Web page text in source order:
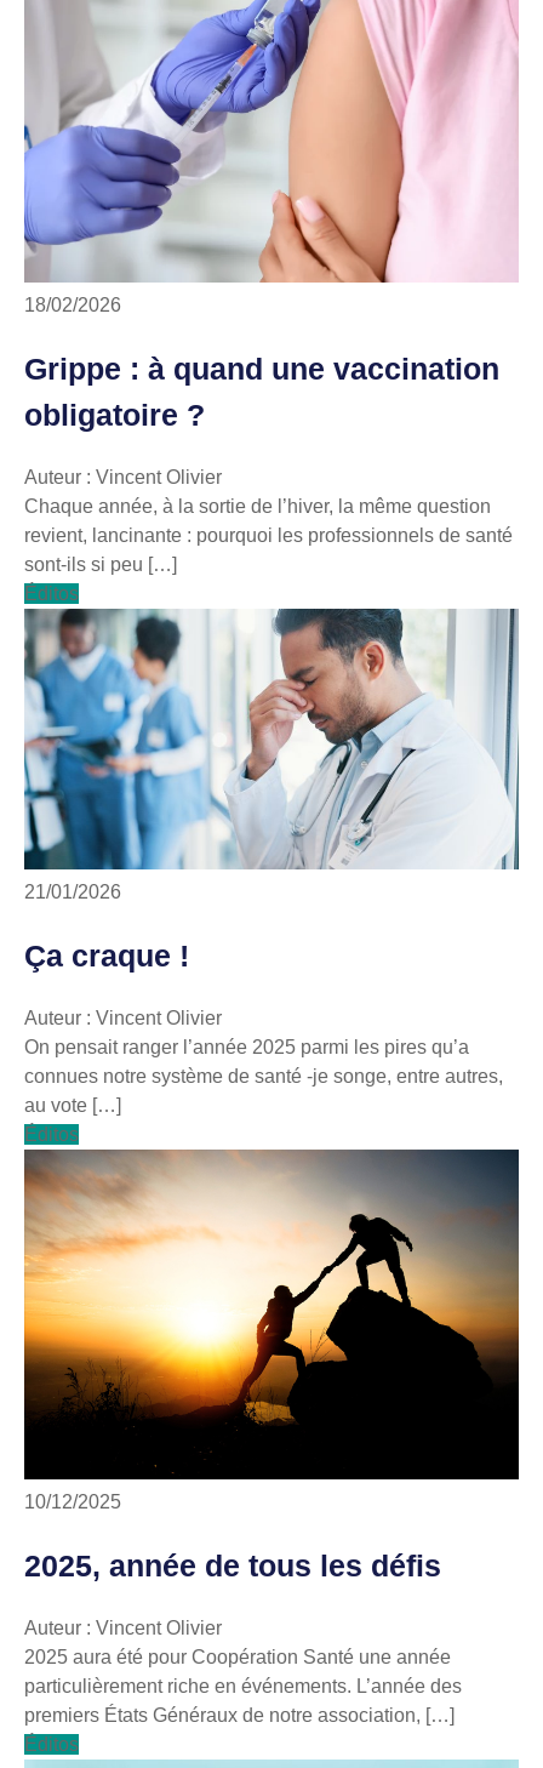
18/02/2026
Grippe : à quand une vaccination
obligatoire ?
Auteur : Vincent Olivier
Chaque année, à la sortie de l’hiver, la même question
revient, lancinante : pourquoi les professionnels de santé
sont-ils si peu […]
Éditos
21/01/2026
Ça craque !
Auteur : Vincent Olivier
On pensait ranger l’année 2025 parmi les pires qu’a
connues notre système de santé -je songe, entre autres,
au vote […]
Éditos
10/12/2025
2025, année de tous les défis
Auteur : Vincent Olivier
2025 aura été pour Coopération Santé une année
particulièrement riche en événements. L’année des
premiers États Généraux de notre association, […]
Éditos